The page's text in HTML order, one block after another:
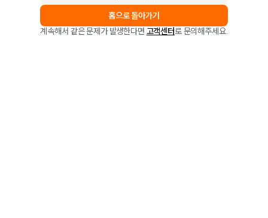
홈으로 돌아가기
계속해서 같은 문제가 발생한다면 고객센터로 문의해주세요.